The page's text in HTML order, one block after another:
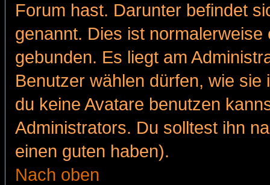
Forum hast. Darunter befindet
genannt. Dies ist
gebunden. Es liegt am
Benutzer wählen dürfen, wie
du keine Avatare benutzen
Administrators. Du solltest ihn
einen guten haben).
Nach oben